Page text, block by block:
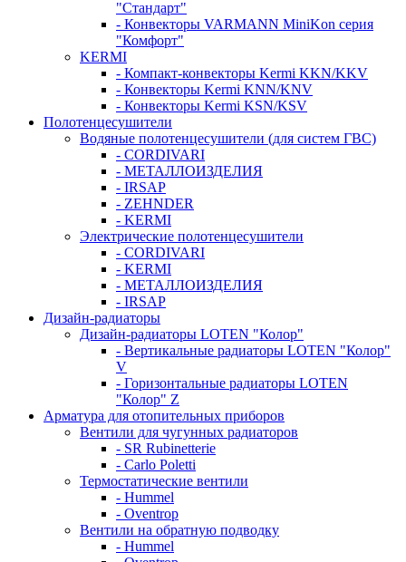
"Стандарт"
- Конвекторы VARMANN MiniKon серия
"Комфорт"
KERMI
- Компакт-конвекторы Kermi KKN/KKV
- Конвекторы Kermi KNN/KNV
- Конвекторы Kermi KSN/KSV
Полотенцесушители
Водяные полотенцесушители (для систем ГВС)
- CORDIVARI
- МЕТАЛЛОИЗДЕЛИЯ
- IRSAP
- ZEHNDER
- KERMI
Электрические полотенцесушители
- CORDIVARI
- KERMI
- МЕТАЛЛОИЗДЕЛИЯ
- IRSAP
Дизайн-радиаторы
Дизайн-радиаторы LOTEN "Колор"
- Вертикальные радиаторы LOTEN "Колор"
V
- Горизонтальные радиаторы LOTEN
"Колор" Z
Арматура для отопительных приборов
Вентили для чугунных радиаторов
- SR Rubinetterie
- Carlo Poletti
Термостатические вентили
- Hummel
- Oventrop
Вентили на обратную подводку
- Hummel